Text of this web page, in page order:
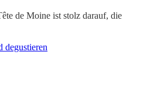
de Moine ist stolz darauf, die